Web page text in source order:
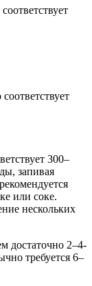
300–
запивая
или соке.
нескольких
достаточно 2–4-
требуется 6–